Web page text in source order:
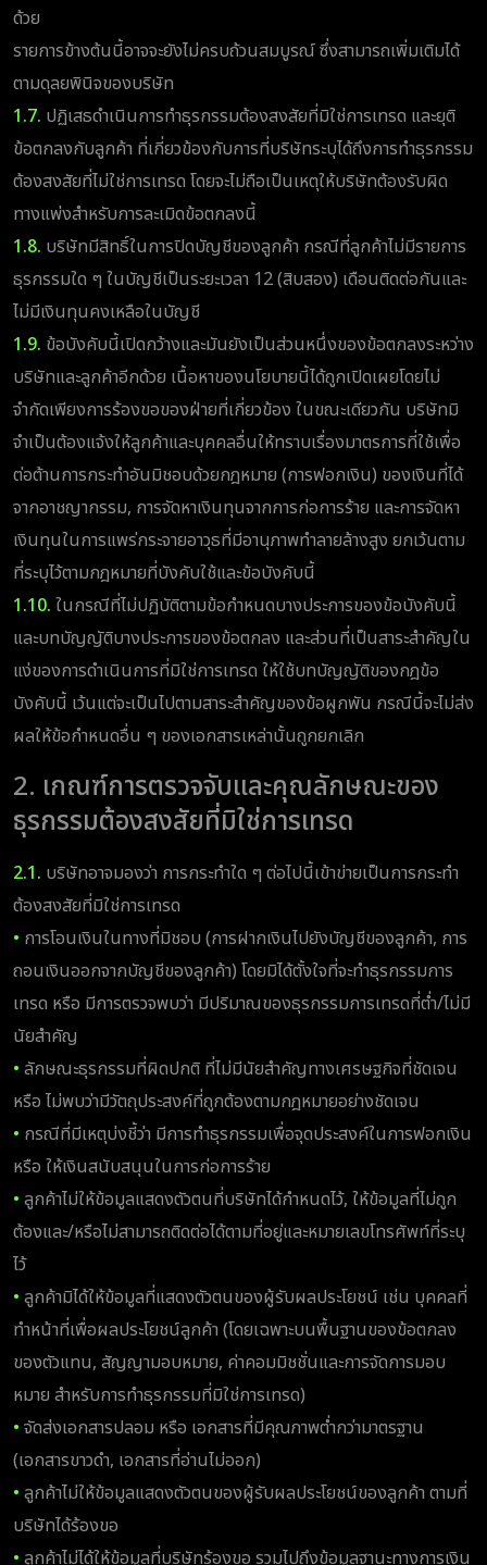
ด้วย
รายการข้างต้นนี้อาจจะยังไม่ครบถ้วนสมบูรณ์ ซึ่งสามารถเพิ่มเติมได้
ตามดุลยพินิจของบริษัท
1.7. ปฏิเสธดำเนินการทำธุรกรรมต้องสงสัยที่มิใช่การเทรด และยุติ
ข้อตกลงกับลูกค้า ที่เกี่ยวข้องกับการที่บริษัทระบุได้ถึงการทำธุรกรรม
ต้องสงสัยที่ไม่ใช่การเทรด โดยจะไม่ถือเป็นเหตุให้บริษัทต้องรับผิด
ทางแพ่งสำหรับการละเมิดข้อตกลงนี้
1.8. บริษัทมีสิทธิ์ในการปิดบัญชีของลูกค้า กรณีที่ลูกค้าไม่มีรายการ
ธุรกรรมใด ๆ ในบัญชีเป็นระยะเวลา 12 (สิบสอง) เดือนติดต่อกันและ
ไม่มีเงินทุนคงเหลือในบัญชี
1.9. ข้อบังคับนี้เปิดกว้างและมันยังเป็นส่วนหนึ่งของข้อตกลงระหว่าง
บริษัทและลูกค้าอีกด้วย เนื้อหาของนโยบายนี้ได้ถูกเปิดเผยโดยไม่
จำกัดเพียงการร้องขอของฝ่ายที่เกี่ยวข้อง ในขณะเดียวกัน บริษัทมิ
จำเป็นต้องแจ้งให้ลูกค้าและบุคคลอื่นให้ทราบเรื่องมาตรการที่ใช้เพื่อ
ต่อต้านการกระทำอันมิชอบด้วยกฎหมาย (การฟอกเงิน) ของเงินที่ได้
จากอาชญากรรม, การจัดหาเงินทุนจากการก่อการร้าย และการจัดหา
เงินทุนในการแพร่กระจายอาวุธที่มีอานุภาพทำลายล้างสูง ยกเว้นตาม
ที่ระบุไว้ตามกฎหมายที่บังคับใช้และข้อบังคับนี้
1.10. ในกรณีที่ไม่ปฏิบัติตามข้อกำหนดบางประการของข้อบังคับนี้
และบทบัญญัติบางประการของข้อตกลง และส่วนที่เป็นสาระสำคัญใน
แง่ของการดำเนินการที่มิใช่การเทรด ให้ใช้บทบัญญัติของกฎข้อ
บังคับนี้ เว้นแต่จะเป็นไปตามสาระสำคัญของข้อผูกพัน กรณีนี้จะไม่ส่ง
ผลให้ข้อกำหนดอื่น ๆ ของเอกสารเหล่านั้นถูกยกเลิก
2. เกณฑ์การตรวจจับและคุณลักษณะของ
ธุรกรรมต้องสงสัยที่มิใช่การเทรด
2.1. บริษัทอาจมองว่า การกระทำใด ๆ ต่อไปนี้เข้าข่ายเป็นการกระทำ
ต้องสงสัยที่มิใช่การเทรด
• การโอนเงินในทางที่มิชอบ (การฝากเงินไปยังบัญชีของลูกค้า, การ
ถอนเงินออกจากบัญชีของลูกค้า) โดยมิได้ตั้งใจที่จะทำธุรกรรมการ
เทรด หรือ มีการตรวจพบว่า มีปริมาณของธุรกรรมการเทรดที่ต่ำ/ไม่มี
นัยสำคัญ
• ลักษณะธุรกรรมที่ผิดปกติ ที่ไม่มีนัยสำคัญทางเศรษฐกิจที่ชัดเจน
หรือ ไม่พบว่ามีวัตถุประสงค์ที่ถูกต้องตามกฎหมายอย่างชัดเจน
• กรณีที่มีเหตุบ่งชี้ว่า มีการทำธุรกรรมเพื่อจุดประสงค์ในการฟอกเงิน
หรือ ให้เงินสนับสนุนในการก่อการร้าย
• ลูกค้าไม่ให้ข้อมูลแสดงตัวตนที่บริษัทได้กำหนดไว้, ให้ข้อมูลที่ไม่ถูก
ต้องและ/หรือไม่สามารถติดต่อได้ตามที่อยู่และหมายเลขโทรศัพท์ที่ระบุ
ไว้
• ลูกค้ามิได้ให้ข้อมูลที่แสดงตัวตนของผู้รับผลประโยชน์ เช่น บุคคลที่
ทำหน้าที่เพื่อผลประโยชน์ลูกค้า (โดยเฉพาะบนพื้นฐานของข้อตกลง
ของตัวแทน, สัญญามอบหมาย, ค่าคอมมิชชั่นและการจัดการมอบ
หมาย สำหรับการทำธุรกรรมที่มิใช่การเทรด)
• จัดส่งเอกสารปลอม หรือ เอกสารที่มีคุณภาพต่ำกว่ามาตรฐาน
(เอกสารขาวดำ, เอกสารที่อ่านไม่ออก)
• ลูกค้าไม่ให้ข้อมูลแสดงตัวตนของผู้รับผลประโยชน์ของลูกค้า ตามที่
บริษัทได้ร้องขอ
• ลูกค้าไม่ได้ให้ข้อมูลที่บริษัทร้องขอ รวมไปถึงข้อมูลฐานะทางการเงิน